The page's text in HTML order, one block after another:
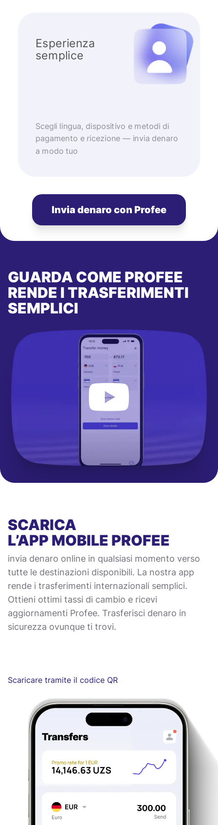
Esperienza
semplice
Scegli lingua, dispositivo e metodi di
pagamento e ricezione — invia denaro
a modo tuo
Invia denaro con Profee
GUARDA COME PROFEE
RENDE I TRASFERIMENTI
SEMPLICI
SCARICA
L’APP MOBILE PROFEE
invia denaro online in qualsiasi momento verso
tutte le destinazioni disponibili. La nostra app
rende i trasferimenti internazionali semplici.
Ottieni ottimi tassi di cambio e ricevi
aggiornamenti Profee. Trasferisci denaro in
sicurezza ovunque ti trovi.
Scaricare tramite il codice QR